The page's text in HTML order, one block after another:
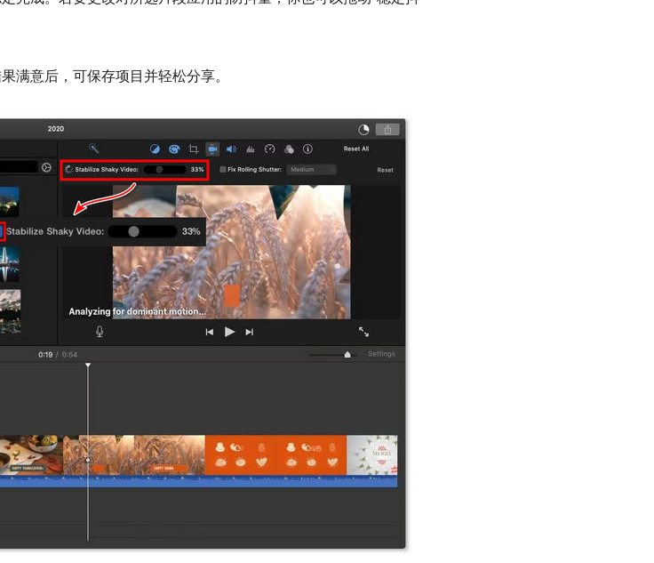
满意后，可保存项目并轻松分享。